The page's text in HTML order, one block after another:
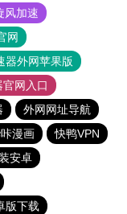
风加速
网
器外网苹果版
网入口
外网网址导航
漫画
快鸭VPN
安卓
版下载